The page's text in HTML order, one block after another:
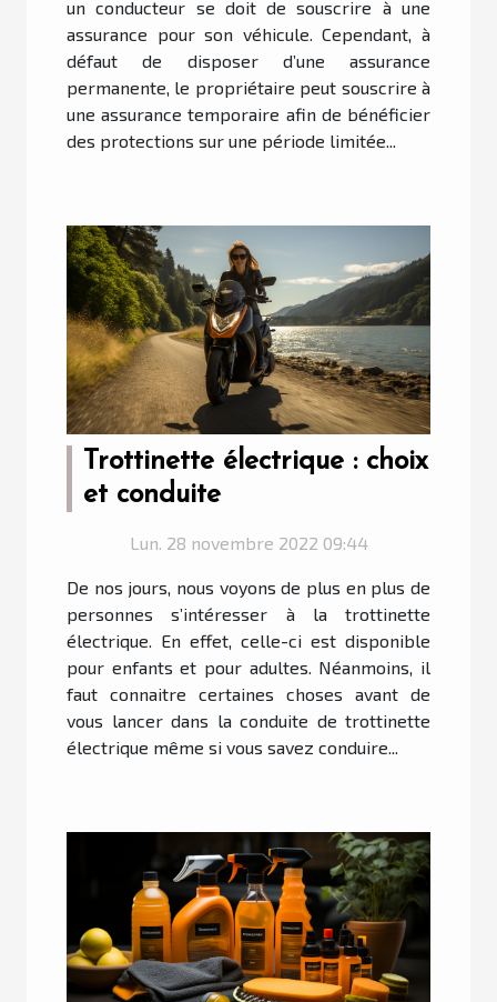
un conducteur se doit de souscrire à une
assurance pour son véhicule. Cependant, à
défaut de disposer d’une assurance
permanente, le propriétaire peut souscrire à
une assurance temporaire afin de bénéficier
des protections sur une période limitée...
Trottinette électrique : choix
et conduite
Lun. 28 novembre 2022 09:44
De nos jours, nous voyons de plus en plus de
personnes s’intéresser à la trottinette
électrique. En effet, celle-ci est disponible
pour enfants et pour adultes. Néanmoins, il
faut connaitre certaines choses avant de
vous lancer dans la conduite de trottinette
électrique même si vous savez conduire...